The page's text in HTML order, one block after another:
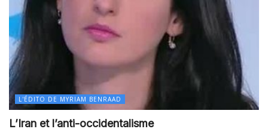
L'ÉDITO DE MYRIAM BENRAAD
L’Iran et l’anti-occidentalisme